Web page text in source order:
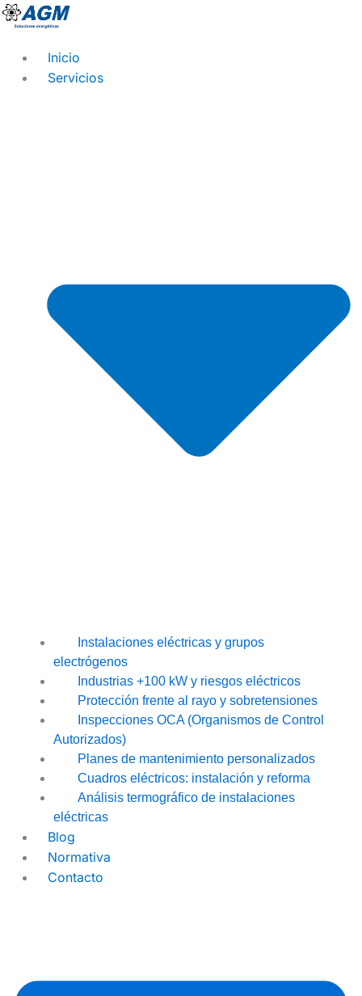
Ir
Inicio
Servicios
Instalaciones eléctricas y grupos
electrógenos
Industrias +100 kW y riesgos eléctricos
Protección frente al rayo y sobretensiones
Inspecciones OCA (Organismos de Control
Autorizados)
Planes de mantenimiento personalizados
Cuadros eléctricos: instalación y reforma
Análisis termográfico de instalaciones
eléctricas
Blog
Normativa
Contacto